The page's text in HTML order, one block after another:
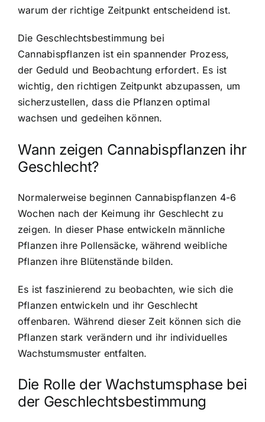
warum der richtige Zeitpunkt entscheidend ist.
Die Geschlechtsbestimmung bei
Cannabispflanzen ist ein spannender Prozess,
der Geduld und Beobachtung erfordert. Es ist
wichtig, den richtigen Zeitpunkt abzupassen, um
sicherzustellen, dass die Pflanzen optimal
wachsen und gedeihen können.
Wann zeigen Cannabispflanzen ihr
Geschlecht?
Normalerweise beginnen Cannabispflanzen 4-6
Wochen nach der Keimung ihr Geschlecht zu
zeigen. In dieser Phase entwickeln männliche
Pflanzen ihre Pollensäcke, während weibliche
Pflanzen ihre Blütenstände bilden.
Es ist faszinierend zu beobachten, wie sich die
Pflanzen entwickeln und ihr Geschlecht
offenbaren. Während dieser Zeit können sich die
Pflanzen stark verändern und ihr individuelles
Wachstumsmuster entfalten.
Die Rolle der Wachstumsphase bei
der Geschlechtsbestimmung